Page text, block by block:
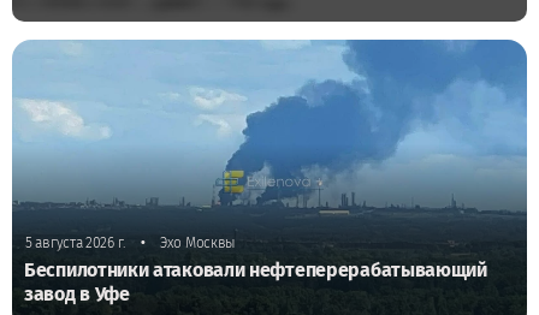
5 августа 2026 г. • Эхо Москвы
Беспилотники атаковали нефтеперерабатывающий
завод в Уфе